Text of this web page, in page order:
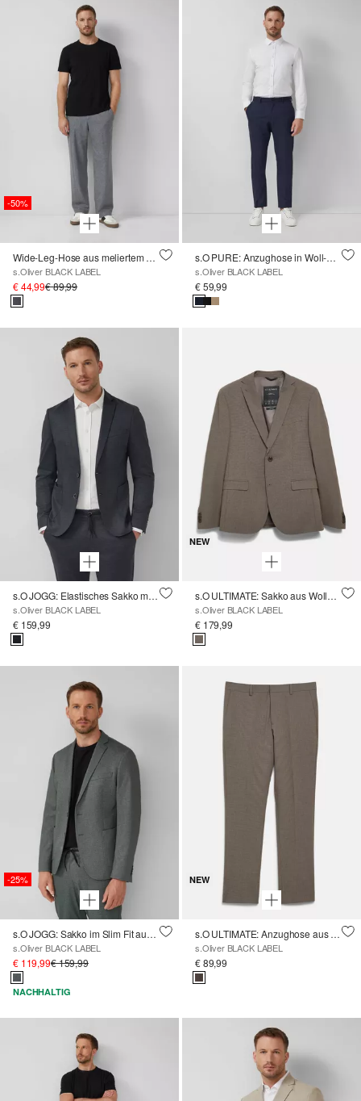
-50%
Wide-Leg-Hose aus meliertem Jersey mit Wolle
s.Oliver BLACK LABEL
€ 44,99€ 89,99
s.O PURE: Anzughose in Woll-Optik
s.Oliver BLACK LABEL
€ 59,99
s.O JOGG: Elastisches Sakko mit Strukturmuster
s.Oliver BLACK LABEL
€ 159,99
NEW
s.O ULTIMATE: Sakko aus Wollmischung im Slim Fit
s.Oliver BLACK LABEL
€ 179,99
-25%
s.O JOGG: Sakko im Slim Fit aus fein gemustertem Interlockjersey
s.Oliver BLACK LABEL
€ 119,99€ 159,99
NACHHALTIG
NEW
s.O ULTIMATE: Anzughose aus Wollmischung im Slim Fit
s.Oliver BLACK LABEL
€ 89,99